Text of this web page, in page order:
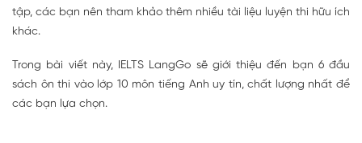
tập, các bạn nên tham khảo thêm nhiều tài liệu luyện thi hữu ích
khác.
Trong bài viết này, IELTS LangGo sẽ giới thiệu đến bạn 6 đầu
sách ôn thi vào lớp 10 môn tiếng Anh uy tín, chất lượng nhất để
các bạn lựa chọn.